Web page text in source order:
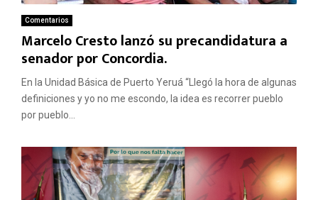
Comentarios
Marcelo Cresto lanzó su precandidatura a
senador por Concordia.
En la Unidad Básica de Puerto Yeruá “Llegó la hora de algunas
definiciones y yo no me escondo, la idea es recorrer pueblo
por pueblo...